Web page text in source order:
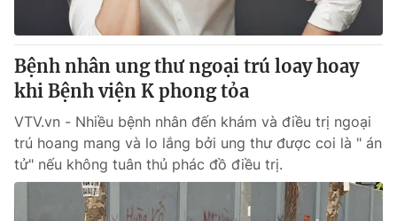
Bệnh nhân ung thư ngoại trú loay hoay
khi Bệnh viện K phong tỏa
VTV.vn - Nhiều bệnh nhân đến khám và điều trị ngoại
trú hoang mang và lo lắng bởi ung thư được coi là " án
tử" nếu không tuân thủ phác đồ điều trị.